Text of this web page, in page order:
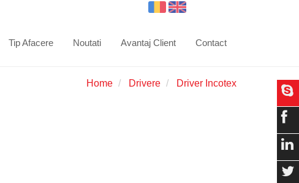
Tip Afacere Noutati Avantaj Client Contact
Home Drivere Driver Incotex